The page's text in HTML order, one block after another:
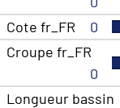
Cote fr_FR
0
Croupe fr_FR
0
Longueur bassin